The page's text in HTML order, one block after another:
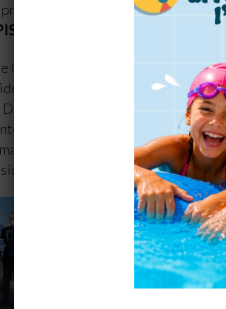
la sua attività di
Giorgio Lamberti
Alessandro Valentini
Andrea Biondi
– Delegato Luca Albonico
– Coordinatori Luca Bosi e
Sergio Tosi